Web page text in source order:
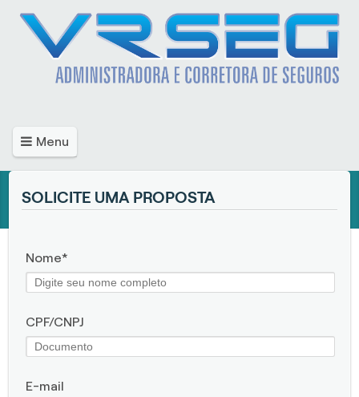
Menu
SOLICITE UMA PROPOSTA
Nome
CPF/CNPJ
E-mail